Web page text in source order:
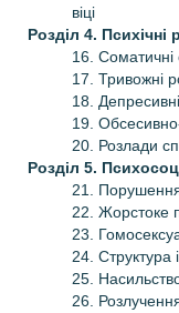
віці
Розділ 4. Психічні
16.
17. Тривожні
18.
19.
20. Розлади
Розділ 5.
21.
22. Жорстоке
23.
24. Структура
25.
26.